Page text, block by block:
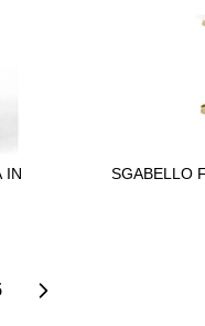
IN
SGABELLO
la pagina